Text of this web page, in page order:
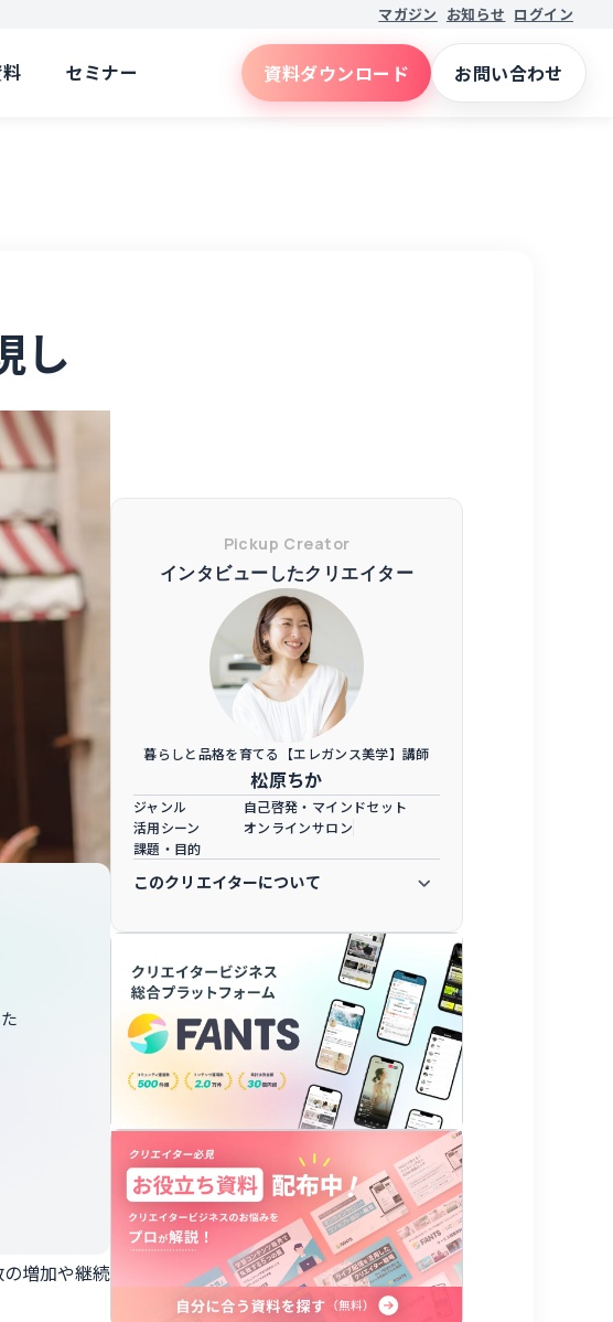
し
増加や継続
Pickup Creator
インタビューしたクリエイター
暮らしと品格を育てる【エレガンス美学】講師
松原ちか
ジャンル
自己啓発・マインドセット
活用シーン
オンラインサロン
課題・目的
このクリエイターについて
業後、ホテル（株式会社ジェイアール東海ホテル
36歳、38歳で出産〜育児。仕事との両立の壁に苦
しみ、40歳で転職し。大手企業（株式会社デンソ
ー）管理職を経て、在職中に女性のための講座を
独自に研究してきたノウハウから、エレガントに
生き自分の理想を叶えるメソッドを生み出し、
次々に理想を実現してきた。
ビジネスでは、マインド、ライフスタイル、タイ
ムマネジメント、コミュニケーション、コーチン
グ、ビジネスコンサルなど女性をエンパワメント
する様々なサービスを提供。主婦、会社員、起業
家まで、年代も幅広い素敵な女性たちが集まって
マガジン お知らせ ログイン
セミナー 資料ダウンロード お問い合わせ